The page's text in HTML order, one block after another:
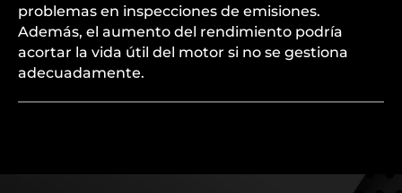
problemas en inspecciones de emisiones.
Además, el aumento del rendimiento podría
acortar la vida útil del motor si no se gestiona
adecuadamente.